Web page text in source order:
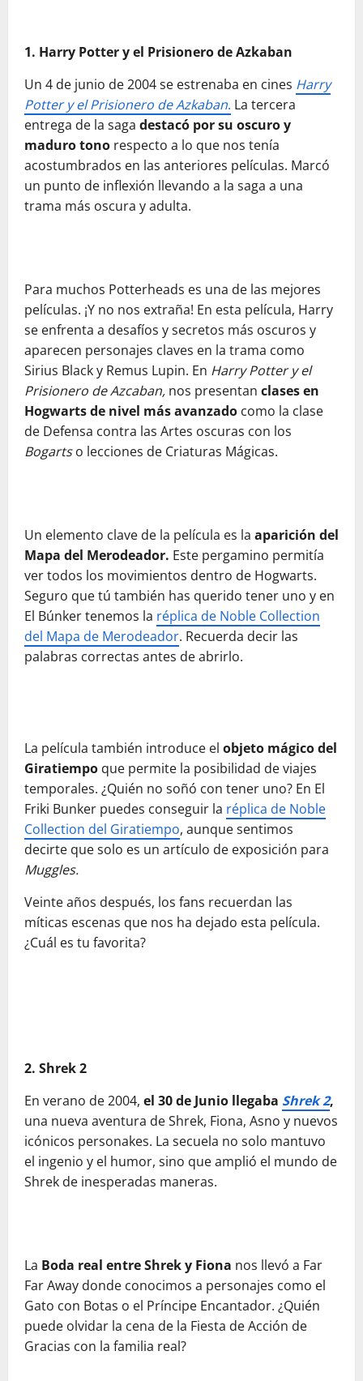
1. Harry Potter y el Prisionero de Azkaban
Un 4 de junio de 2004 se estrenaba en cines Harry
Potter y el Prisionero de Azkaban. La tercera
entrega de la saga destacó por su oscuro y
maduro tono respecto a lo que nos tenía
acostumbrados en las anteriores películas. Marcó
un punto de inflexión llevando a la saga a una
trama más oscura y adulta.
Para muchos Potterheads es una de las mejores
películas. ¡Y no nos extraña! En esta película, Harry
se enfrenta a desafíos y secretos más oscuros y
aparecen personajes claves en la trama como
Sirius Black y Remus Lupin. En Harry Potter y el
Prisionero de Azcaban, nos presentan clases en
Hogwarts de nivel más avanzado como la clase
de Defensa contra las Artes oscuras con los
Bogartso lecciones de Criaturas Mágicas.
Un elemento clave de la película es la aparición del
Mapa del Merodeador. Este pergamino permitía
ver todos los movimientos dentro de Hogwarts.
Seguro que tú también has querido tener uno y en
El Búnker tenemos la réplica de Noble Collection
del Mapa de Merodeador. Recuerda decir las
palabras correctas antes de abrirlo.
La película también introduce el objeto mágico del
Giratiempo que permite la posibilidad de viajes
temporales. ¿Quién no soñó con tener uno? En El
Friki Bunker puedes conseguir la réplica de Noble
Collection del Giratiempo, aunque sentimos
decirte que solo es un artículo de exposición para
Muggles.
Veinte años después, los fans recuerdan las
míticas escenas que nos ha dejado esta película.
¿Cuál es tu favorita?
2. Shrek 2
En verano de 2004, el 30 de Junio llegaba Shrek 2,
una nueva aventura de Shrek, Fiona, Asno y nuevos
icónicos personakes. La secuela no solo mantuvo
el ingenio y el humor, sino que amplió el mundo de
Shrek de inesperadas maneras.
La Boda real entre Shrek y Fiona nos llevó a Far
Far Away donde conocimos a personajes como el
Gato con Botas o el Príncipe Encantador. ¿Quién
puede olvidar la cena de la Fiesta de Acción de
Gracias con la familia real?